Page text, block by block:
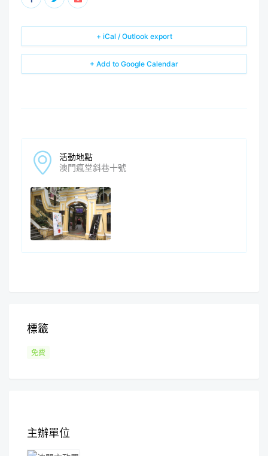
+ Add to Google Calendar
+ iCal / Outlook export
活動地點
澳門瘋堂斜巷十號
標籤
免費
主辦單位